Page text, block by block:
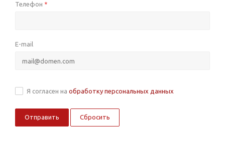
Телефон *
E-mail
Я согласен на обработку персональных данных
Сбросить